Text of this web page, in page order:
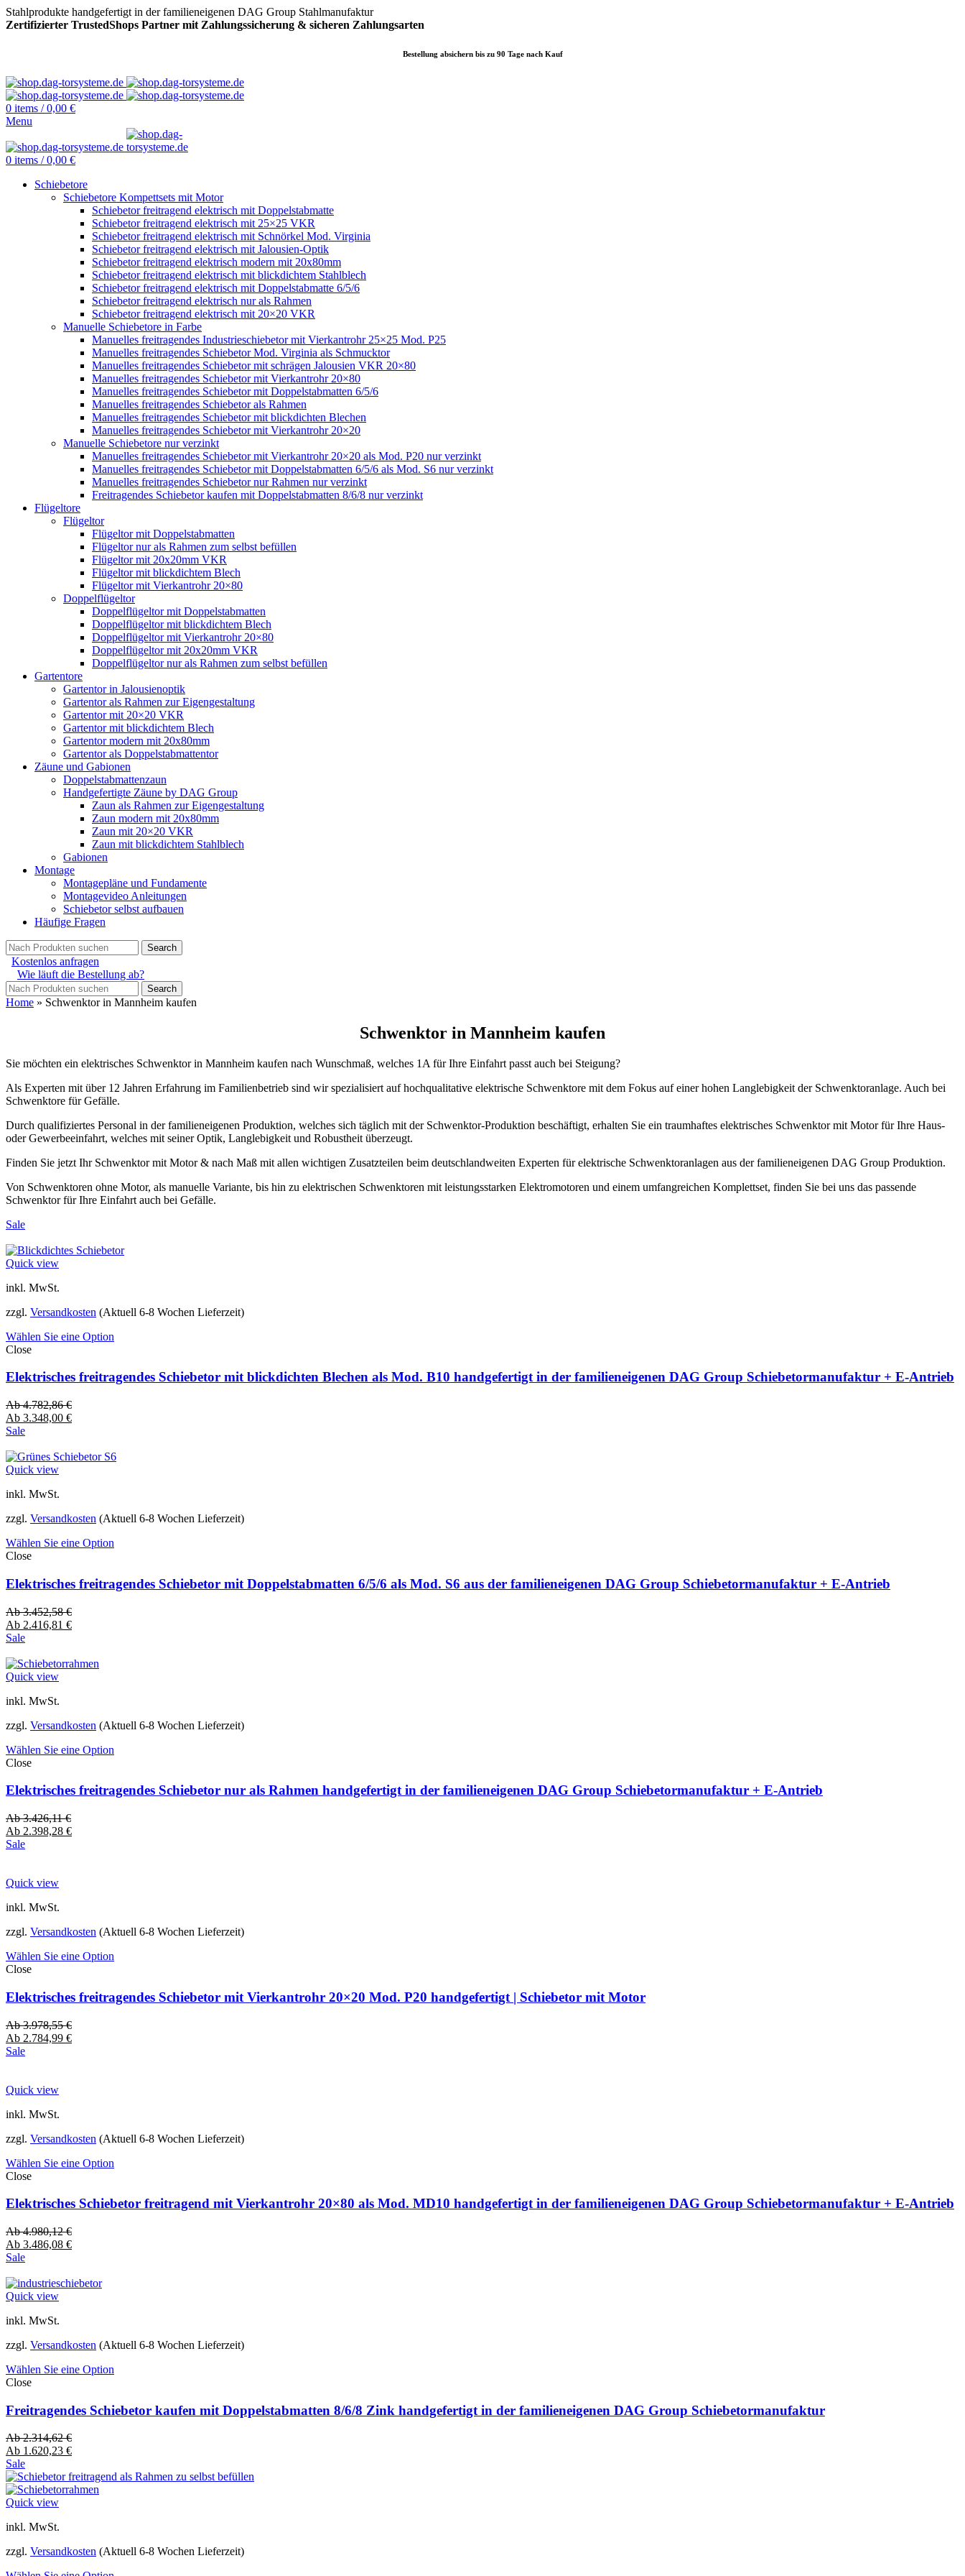
Stahlprodukte handgefertigt in der familieneigenen DAG Group Stahlmanufaktur
Zertifizierter TrustedShops Partner mit Zahlungssicherung & sicheren Zahlungsarten
Bestellung absichern bis zu 90 Tage nach Kauf
0 items / 0,00 €
Menu
0 items / 0,00 €
Schiebetore
Schiebetore Kompettsets mit Motor
Schiebetor freitragend elektrisch mit Doppelstabmatte
Schiebetor freitragend elektrisch mit 25×25 VKR
Schiebetor freitragend elektrisch mit Schnörkel Mod. Virginia
Schiebetor freitragend elektrisch mit Jalousien-Optik
Schiebetor freitragend elektrisch modern mit 20x80mm
Schiebetor freitragend elektrisch mit blickdichtem Stahlblech
Schiebetor freitragend elektrisch mit Doppelstabmatte 6/5/6
Schiebetor freitragend elektrisch nur als Rahmen
Schiebetor freitragend elektrisch mit 20×20 VKR
Manuelle Schiebetore in Farbe
Manuelles freitragendes Industrieschiebetor mit Vierkantrohr 25×25 Mod. P25
Manuelles freitragendes Schiebetor Mod. Virginia als Schmucktor
Manuelles freitragendes Schiebetor mit schrägen Jalousien VKR 20×80
Manuelles freitragendes Schiebetor mit Vierkantrohr 20×80
Manuelles freitragendes Schiebetor mit Doppelstabmatten 6/5/6
Manuelles freitragendes Schiebetor als Rahmen
Manuelles freitragendes Schiebetor mit blickdichten Blechen
Manuelles freitragendes Schiebetor mit Vierkantrohr 20×20
Manuelle Schiebetore nur verzinkt
Manuelles freitragendes Schiebetor mit Vierkantrohr 20×20 als Mod. P20 nur verzinkt
Manuelles freitragendes Schiebetor mit Doppelstabmatten 6/5/6 als Mod. S6 nur verzinkt
Manuelles freitragendes Schiebetor nur Rahmen nur verzinkt
Freitragendes Schiebetor kaufen mit Doppelstabmatten 8/6/8 nur verzinkt
Flügeltore
Flügeltor
Flügeltor mit Doppelstabmatten
Flügeltor nur als Rahmen zum selbst befüllen
Flügeltor mit 20x20mm VKR
Flügeltor mit blickdichtem Blech
Flügeltor mit Vierkantrohr 20×80
Doppelflügeltor
Doppelflügeltor mit Doppelstabmatten
Doppelflügeltor mit blickdichtem Blech
Doppelflügeltor mit Vierkantrohr 20×80
Doppelflügeltor mit 20x20mm VKR
Doppelflügeltor nur als Rahmen zum selbst befüllen
Gartentore
Gartentor in Jalousienoptik
Gartentor als Rahmen zur Eigengestaltung
Gartentor mit 20×20 VKR
Gartentor mit blickdichtem Blech
Gartentor modern mit 20x80mm
Gartentor als Doppelstabmattentor
Zäune und Gabionen
Doppelstabmattenzaun
Handgefertigte Zäune by DAG Group
Zaun als Rahmen zur Eigengestaltung
Zaun modern mit 20x80mm
Zaun mit 20×20 VKR
Zaun mit blickdichtem Stahlblech
Gabionen
Montage
Montagepläne und Fundamente
Montagevideo Anleitungen
Schiebetor selbst aufbauen
Häufige Fragen
Search
Kostenlos anfragen
Wie läuft die Bestellung ab?
Search
Home » Schwenktor in Mannheim kaufen
Schwenktor in Mannheim kaufen
Sie möchten ein elektrisches Schwenktor in Mannheim kaufen nach Wunschmaß, welches 1A für Ihre Einfahrt passt auch bei Steigung?
Als Experten mit über 12 Jahren Erfahrung im Familienbetrieb sind wir spezialisiert auf hochqualitative elektrische Schwenktore mit dem Fokus auf einer hohen Langlebigkeit der Schwenktoranlage. Auch bei
Schwenktore für Gefälle.
Durch qualifiziertes Personal in der familieneigenen Produktion, welches sich täglich mit der Schwenktor-Produktion beschäftigt, erhalten Sie ein traumhaftes elektrisches Schwenktor mit Motor für Ihre Haus-
oder Gewerbeeinfahrt, welches mit seiner Optik, Langlebigkeit und Robustheit überzeugt.
Finden Sie jetzt Ihr Schwenktor mit Motor & nach Maß mit allen wichtigen Zusatzteilen beim deutschlandweiten Experten für elektrische Schwenktoranlagen aus der familieneigenen DAG Group Produktion.
Von Schwenktoren ohne Motor, als manuelle Variante, bis hin zu elektrischen Schwenktoren mit leistungsstarken Elektromotoren und einem umfangreichen Komplettset, finden Sie bei uns das passende
Schwenktor für Ihre Einfahrt auch bei Gefälle.
Sale
Quick view
inkl. MwSt.
zzgl. Versandkosten (Aktuell 6-8 Wochen Lieferzeit)
Wählen Sie eine Option
Close
Elektrisches freitragendes Schiebetor mit blickdichten Blechen als Mod. B10 handgefertigt in der familieneigenen DAG Group Schiebetormanufaktur + E-Antrieb
Ab4.782,86€
Ab 3.348,00 €
Sale
Quick view
inkl. MwSt.
zzgl. Versandkosten (Aktuell 6-8 Wochen Lieferzeit)
Wählen Sie eine Option
Close
Elektrisches freitragendes Schiebetor mit Doppelstabmatten 6/5/6 als Mod. S6 aus der familieneigenen DAG Group Schiebetormanufaktur + E-Antrieb
Ab3.452,58€
Ab 2.416,81 €
Sale
Quick view
inkl. MwSt.
zzgl. Versandkosten (Aktuell 6-8 Wochen Lieferzeit)
Wählen Sie eine Option
Close
Elektrisches freitragendes Schiebetor nur als Rahmen handgefertigt in der familieneigenen DAG Group Schiebetormanufaktur + E-Antrieb
Ab3.426,11€
Ab 2.398,28 €
Sale
Quick view
inkl. MwSt.
zzgl. Versandkosten (Aktuell 6-8 Wochen Lieferzeit)
Wählen Sie eine Option
Close
Elektrisches freitragendes Schiebetor mit Vierkantrohr 20×20 Mod. P20 handgefertigt | Schiebetor mit Motor
Ab3.978,55€
Ab 2.784,99 €
Sale
Quick view
inkl. MwSt.
zzgl. Versandkosten (Aktuell 6-8 Wochen Lieferzeit)
Wählen Sie eine Option
Close
Elektrisches Schiebetor freitragend mit Vierkantrohr 20×80 als Mod. MD10 handgefertigt in der familieneigenen DAG Group Schiebetormanufaktur + E-Antrieb
Ab4.980,12€
Ab 3.486,08 €
Sale
Quick view
inkl. MwSt.
zzgl. Versandkosten (Aktuell 6-8 Wochen Lieferzeit)
Wählen Sie eine Option
Close
Freitragendes Schiebetor kaufen mit Doppelstabmatten 8/6/8 Zink handgefertigt in der familieneigenen DAG Group Schiebetormanufaktur
Ab2.314,62€
Ab 1.620,23 €
Sale
Quick view
inkl. MwSt.
zzgl. Versandkosten (Aktuell 6-8 Wochen Lieferzeit)